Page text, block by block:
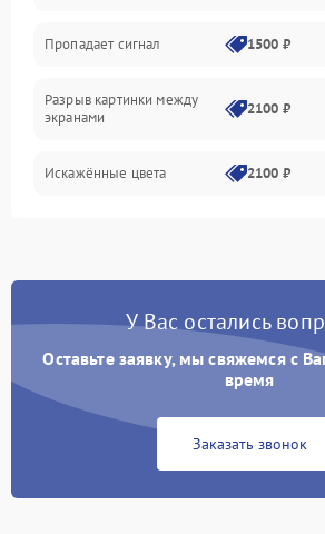
Пропадает сигнал 1500 ₽
Разрыв картинки между
экранами
2100 ₽
Искажённые цвета 2100 ₽
Артефакты изображения 2100 ₽
У Вас остались
Оставьте заявку, мы свяжемся с
время
Заказать звонок